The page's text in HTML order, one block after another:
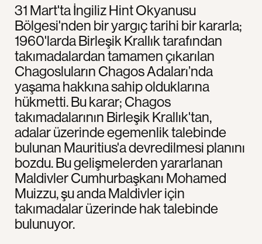
31 Mart'ta İngiliz Hint Okyanusu
Bölgesi'nden bir yargıç tarihi bir kararla;
1960'larda Birleşik Krallık tarafından
takımadalardan tamamen çıkarılan
Chagosluların Chagos Adaları’nda
yaşama hakkına sahip olduklarına
hükmetti. Bu karar; Chagos
takımadalarının Birleşik Krallık'tan,
adalar üzerinde egemenlik talebinde
bulunan Mauritius'a devredilmesi planını
bozdu. Bu gelişmelerden yararlanan
Maldivler Cumhurbaşkanı Mohamed
Muizzu, şu anda Maldivler için
takımadalar üzerinde hak talebinde
bulunuyor.